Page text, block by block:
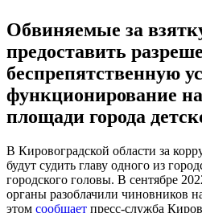
Обвиняемые за
предоставить
беспрепятственную
функционирование
площади города
В Кировоградской области за
будут судить главу одного из
городского головы. В сентябре
органы разоблачили чиновников
этом сообщает пресс-служба